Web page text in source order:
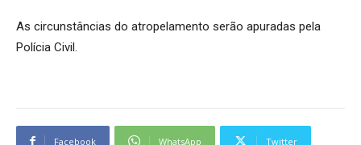
As circunstâncias do atropelamento serão apuradas pela
Polícia Civil.
Facebook WhatsApp Twitter